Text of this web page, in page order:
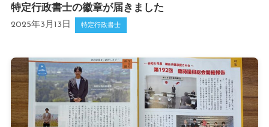
特定行政書士の徽章が届きました
2025年3月13日 特定行政書士